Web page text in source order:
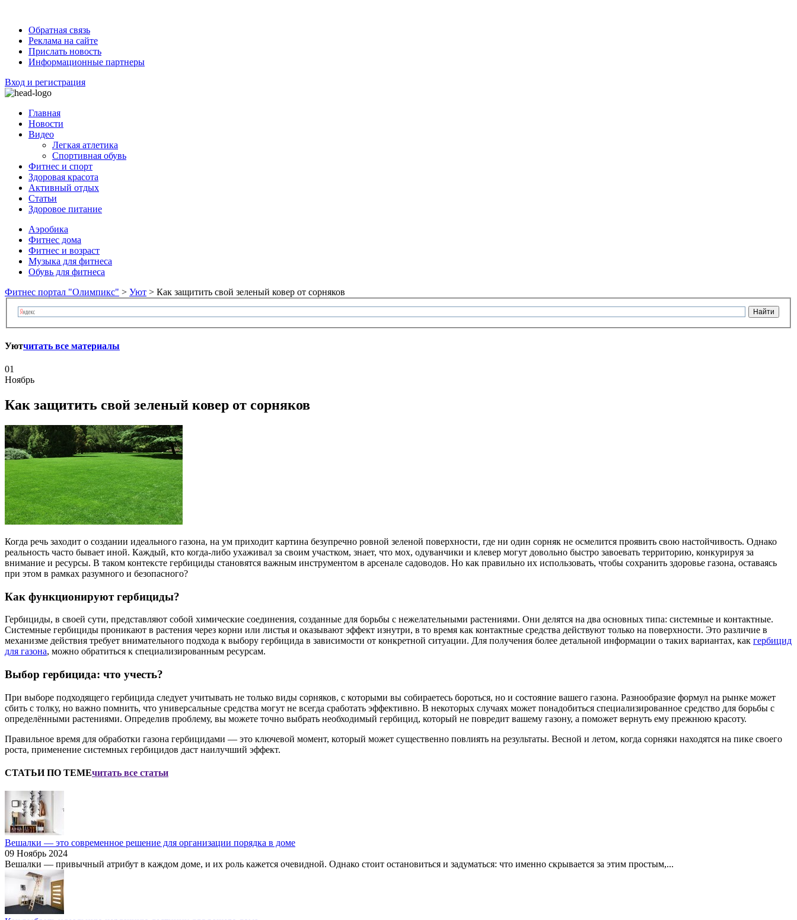
Обратная связь
Реклама на сайте
Прислать новость
Информационные партнеры
Вход и регистрация
Главная
Новости
Видео
Легкая атлетика
Спортивная обувь
Фитнес и спорт
Здоровая красота
Активный отдых
Статьи
Здоровое питание
Аэробика
Фитнес дома
Фитнес и возраст
Музыка для фитнеса
Обувь для фитнеса
Фитнес портал "Олимпикс" > Уют > Как защитить свой зеленый ковер от сорняков
Уютчитать все материалы
01
Ноябрь
Как защитить свой зеленый ковер от сорняков
Когда речь заходит о создании идеального газона, на ум приходит картина безупречно ровной зеленой поверхности, где ни один сорняк не осмелится проявить свою настойчивость. Однако
реальность часто бывает иной. Каждый, кто когда-либо ухаживал за своим участком, знает, что мох, одуванчики и клевер могут довольно быстро завоевать территорию, конкурируя за
внимание и ресурсы. В таком контексте гербициды становятся важным инструментом в арсенале садоводов. Но как правильно их использовать, чтобы сохранить здоровье газона, оставаясь
при этом в рамках разумного и безопасного?
Как функционируют гербициды?
Гербициды, в своей сути, представляют собой химические соединения, созданные для борьбы с нежелательными растениями. Они делятся на два основных типа: системные и контактные.
Системные гербициды проникают в растения через корни или листья и оказывают эффект изнутри, в то время как контактные средства действуют только на поверхности. Это различие в
механизме действия требует внимательного подхода к выбору гербицида в зависимости от конкретной ситуации. Для получения более детальной информации о таких вариантах, как гербицид
для газона, можно обратиться к специализированным ресурсам.
Выбор гербицида: что учесть?
При выборе подходящего гербицида следует учитывать не только виды сорняков, с которыми вы собираетесь бороться, но и состояние вашего газона. Разнообразие формул на рынке может
сбить с толку, но важно помнить, что универсальные средства могут не всегда сработать эффективно. В некоторых случаях может понадобиться специализированное средство для борьбы с
определёнными растениями. Определив проблему, вы можете точно выбрать необходимый гербицид, который не повредит вашему газону, а поможет вернуть ему прежнюю красоту.
Правильное время для обработки газона гербицидами — это ключевой момент, который может существенно повлиять на результаты. Весной и летом, когда сорняки находятся на пике своего
роста, применение системных гербицидов даст наилучший эффект.
СТАТЬИ ПО ТЕМЕчитать все статьи
Вешалки — это современное решение для организации порядка в доме
09 Ноябрь 2024
Вешалки — привычный атрибут в каждом доме, и их роль кажется очевидной. Однако стоит остановиться и задуматься: что именно скрывается за этим простым,...